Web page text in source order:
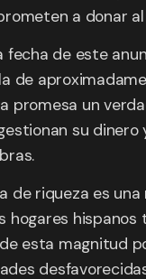
a donar
fecha de este
de
promesa un
su
de riqueza es
hogares
esta magnitud